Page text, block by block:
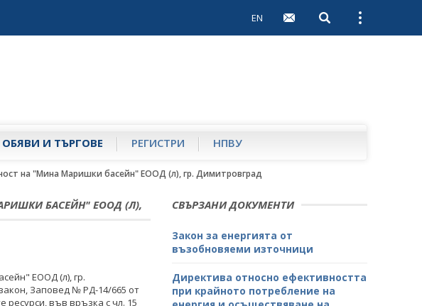
EN Open search
Open
ОБЯВИ И ТЪРГОВЕ РЕГИСТРИ НПВУ
на "Мина Маришки басейн" ЕООД (л), гр. Димитровград
БАСЕЙН" ЕООД (Л),
ЕООД (л), гр.
Заповед № РД-14/665 от
ресурси, във връзка с чл. 15
СВЪРЗАНИ ДОКУМЕНТИ
Закон за енергията от
възобновяеми източници
Директива относно ефективността
при крайното потребление на